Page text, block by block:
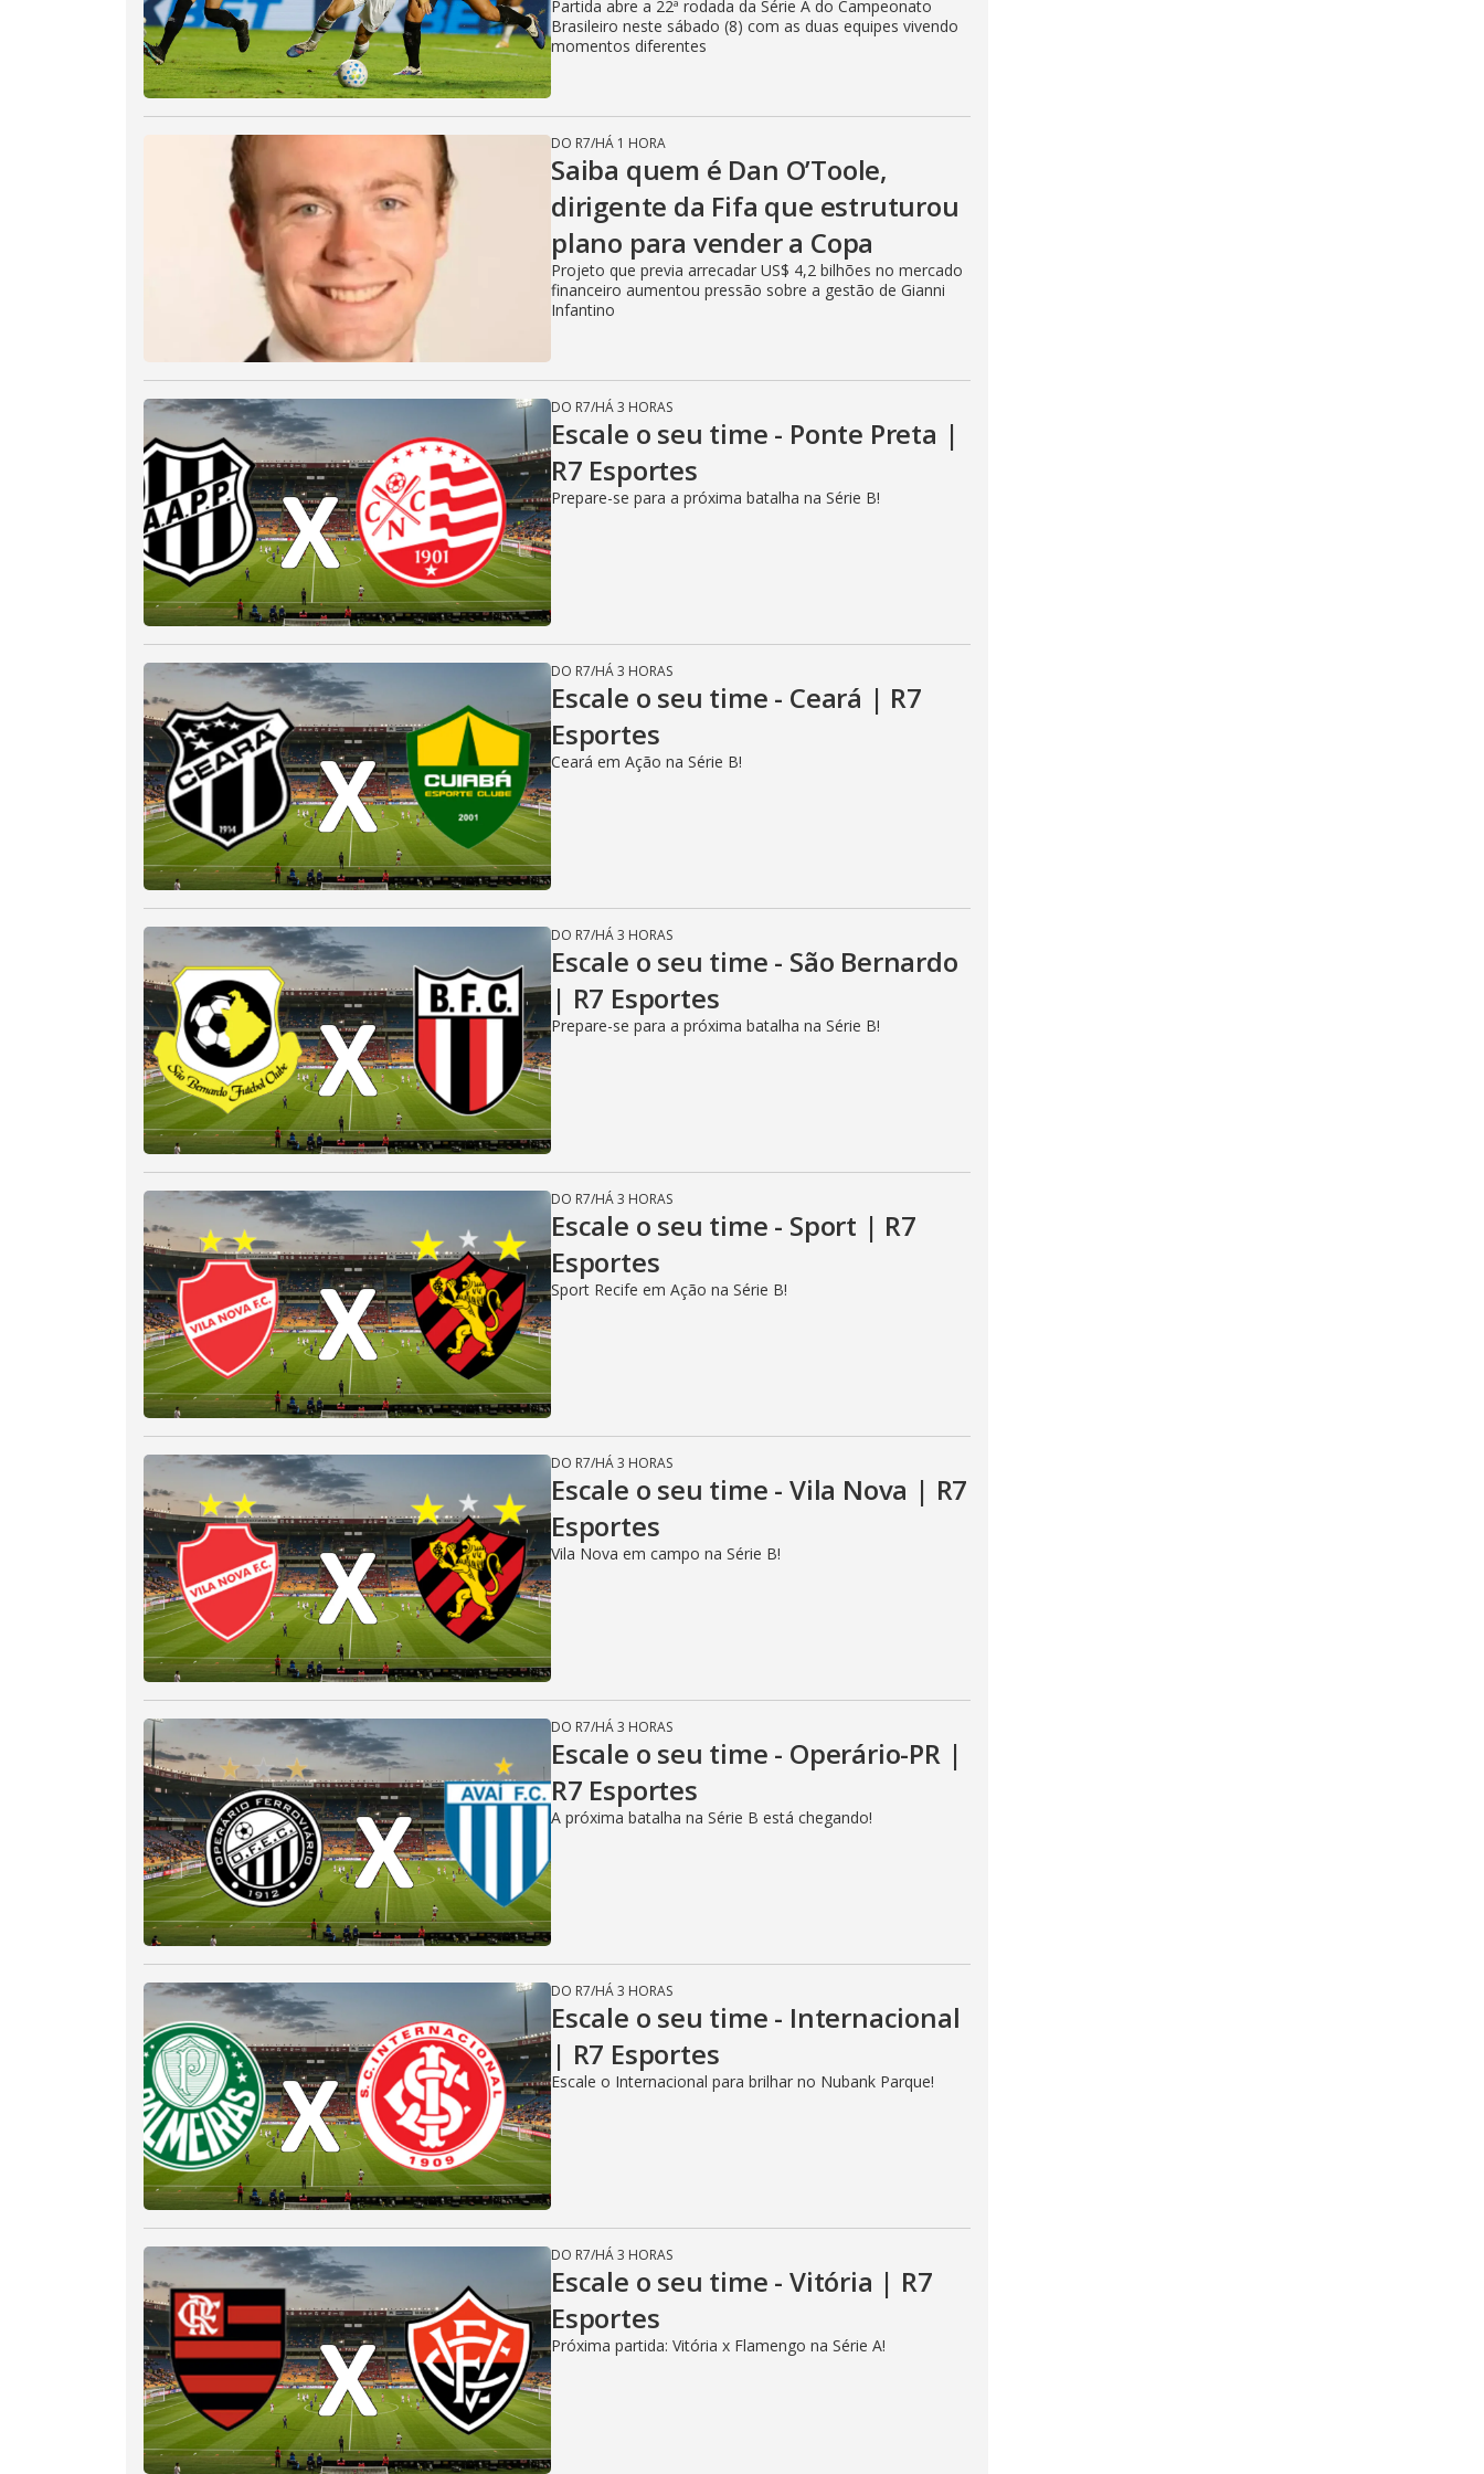
Partida abre a 22ª rodada da Série A do Campeonato
Brasileiro neste sábado (8) com as duas equipes vivendo
momentos diferentes
DO R7/HÁ 1 HORA
Saiba quem é Dan O’Toole,
dirigente da Fifa que estruturou
plano para vender a Copa
Projeto que previa arrecadar US$ 4,2 bilhões no mercado
financeiro aumentou pressão sobre a gestão de Gianni
Infantino
DO R7/HÁ 3 HORAS
Escale o seu time - Ponte Preta |
R7 Esportes
Prepare-se para a próxima batalha na Série B!
DO R7/HÁ 3 HORAS
Escale o seu time - Ceará | R7
Esportes
Ceará em Ação na Série B!
DO R7/HÁ 3 HORAS
Escale o seu time - São Bernardo
| R7 Esportes
Prepare-se para a próxima batalha na Série B!
DO R7/HÁ 3 HORAS
Escale o seu time - Sport | R7
Esportes
Sport Recife em Ação na Série B!
DO R7/HÁ 3 HORAS
Escale o seu time - Vila Nova | R7
Esportes
Vila Nova em campo na Série B!
DO R7/HÁ 3 HORAS
Escale o seu time - Operário-PR |
R7 Esportes
A próxima batalha na Série B está chegando!
DO R7/HÁ 3 HORAS
Escale o seu time - Internacional
| R7 Esportes
Escale o Internacional para brilhar no Nubank Parque!
DO R7/HÁ 3 HORAS
Escale o seu time - Vitória | R7
Esportes
Próxima partida: Vitória x Flamengo na Série A!